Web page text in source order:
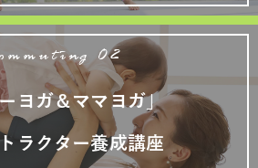
02
ーヨガ＆ママヨガ」
ラクター養成講座